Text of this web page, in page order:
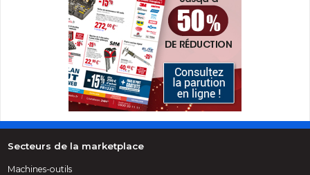
Secteurs de la marketplace
Machines-outils